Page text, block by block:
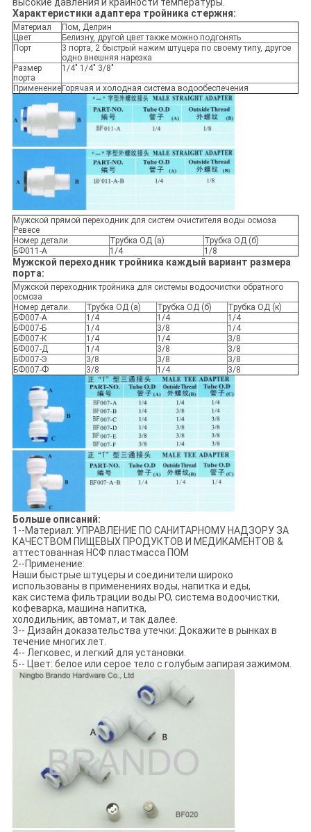
высокие давления и крайности температуры.
Характеристики адаптера тройника стержня:
Материал
Пом, Делрин
Цвет
Белизну, другой цвет также можно подгонять
Порт
3 порта, 2 быстрый нажим штуцера по своему типу, другое
одно внешняя нарезка
Размер
порта
1/4" 1/4" 3/8"
Применение Горячая и холодная система водообеспечения
Мужской прямой переходник для систем очистителя воды осмоза
Ревесе
Номер детали.
Трубка ОД (а)
Трубка ОД (б)
БФ011-А
1/4 1/8
Мужской переходник тройника каждый вариант размера
порта:
Мужской переходник тройника для системы водоочистки обратного
осмоза
Номер детали.
Трубка ОД (а) Трубка ОД (б)
Трубка ОД (к)
БФ007-А
1/4 1/4
1/4
БФ007-Б
1/4 3/8
1/4
БФ007-К
1/4 1/4
3/8
БФ007-Д
1/4 3/8
3/8
БФ007-Э
3/8 3/8
3/8
БФ007-Ф
3/8 1/4 3/8
Больше описаний:
1--Материал: УПРАВЛЕНИЕ ПО САНИТАРНОМУ НАДЗОРУ ЗА
КАЧЕСТВОМ ПИЩЕВЫХ ПРОДУКТОВ И МЕДИКАМЕНТОВ &
аттестованная НСФ пластмасса ПОМ
2--Применение:
Наши быстрые штуцеры и соединители широко
использованы в применениях воды, напитка и еды,
как система фильтрации воды РО, система водоочистки,
кофеварка, машина напитка,
холодильник, автомат, и так далее.
3-- Дизайн доказательства утечки: Докажите в рынках в
течение многих лет.
4-- Легковес, и легкий для установки.
5-- Цвет: белое или серое тело с голубым запирая зажимом.